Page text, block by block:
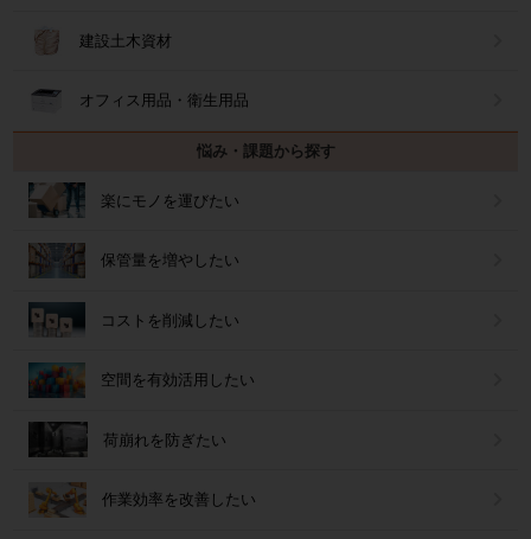
建設土木資材
オフィス用品・衛生用品
悩み・課題から探す
楽にモノを運びたい
保管量を増やしたい
コストを削減したい
空間を有効活用したい
荷崩れを防ぎたい
作業効率を改善したい